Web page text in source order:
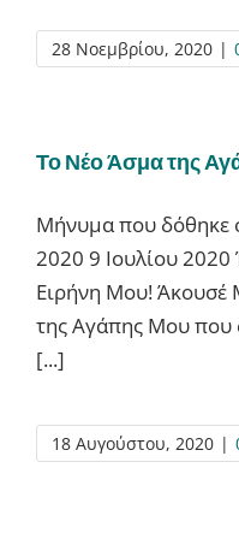
28 Νοεμβρίου, 2020 |
Το Νέο Άσμα της
Μήνυμα που δόθηκε
2020 9 Ιουλίου
Ειρήνη Μου! Άκουσέ
της Αγάπης Μου που
[...]
18 Αυγούστου, 2020 |